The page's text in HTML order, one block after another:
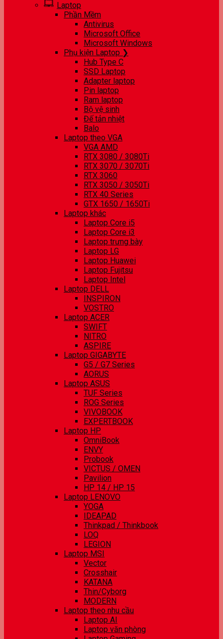
Laptop
Phần Mềm
Antivirus
Microsoft Office
Microsoft Windows
Phụ kiện Laptop ❯
Hub Type C
SSD Laptop
Adapter laptop
Pin laptop
Ram laptop
Bộ vệ sinh
Đế tản nhiệt
Balo
Laptop theo VGA
VGA AMD
RTX 3080 / 3080Ti
RTX 3070 / 3070Ti
RTX 3060
RTX 3050 / 3050Ti
RTX 40 Series
GTX 1650 / 1650Ti
Laptop khác
Laptop Core i5
Laptop Core i3
Laptop trưng bày
Laptop LG
Laptop Huawei
Laptop Fujitsu
Laptop Intel
Laptop DELL
INSPIRON
VOSTRO
Laptop ACER
SWIFT
NITRO
ASPIRE
Laptop GIGABYTE
G5 / G7 Series
AORUS
Laptop ASUS
TUF Series
ROG Series
VIVOBOOK
EXPERTBOOK
Laptop HP
OmniBook
ENVY
Probook
VICTUS / OMEN
Pavilion
HP 14 / HP 15
Laptop LENOVO
YOGA
IDEAPAD
Thinkpad / Thinkbook
LOQ
LEGION
Laptop MSI
Vector
Crosshair
KATANA
Thin/Cyborg
MODERN
Laptop theo nhu cầu
Laptop AI
Laptop văn phòng